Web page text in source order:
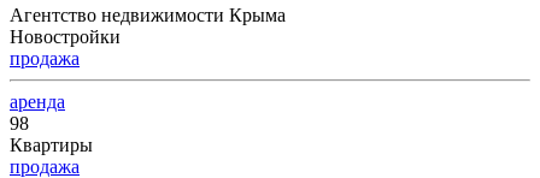
Агентство недвижимости Крыма
Новостройки
продажа
аренда
98
Квартиры
продажа